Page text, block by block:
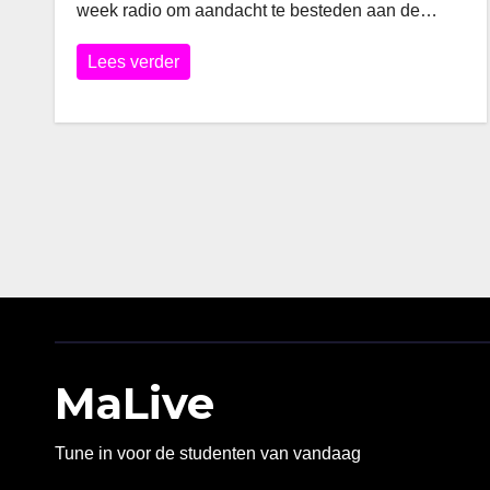
week radio om aandacht te besteden aan de…
Lees verder
MaLive
Tune in voor de studenten van vandaag